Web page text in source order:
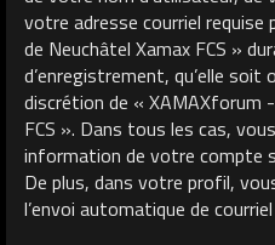
votre adresse courriel
de Neuchâtel Xamax FCS »
d’enregistrement, qu’elle
discrétion de « XAMAXforum
FCS ». Dans tous les cas,
information de votre compte
De plus, dans votre profil,
l’envoi automatique de